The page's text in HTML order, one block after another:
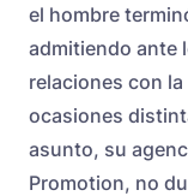
el hombre
admitiendo ante
relaciones con
ocasiones
asunto, su
Promotion, no